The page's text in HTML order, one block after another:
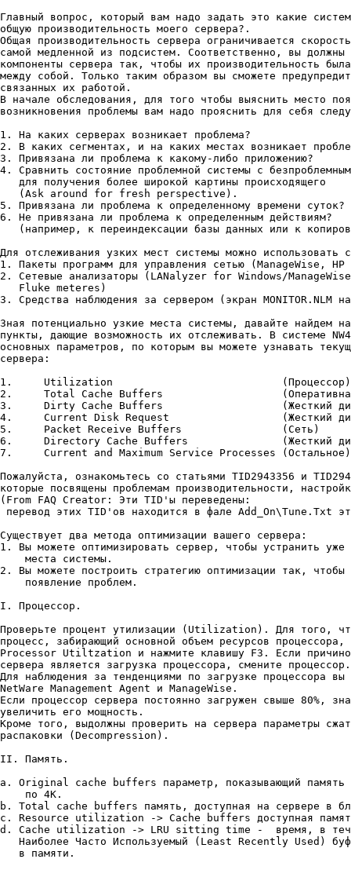
Главный вопрос, который вам надо задать это какие
общую производительность моего сервера?.
Общая производительность сервера ограничивается
самой медленной из подсистем. Соответственно, вы должны
компоненты сервера так, чтобы их производительность
между собой. Только таким образом вы сможете
связанных их работой.
В начале обследования, для того чтобы выяснить место
возникновения проблемы вам надо прояснить для себя
1. На каких серверах возникает проблема?
2. В каких сегментах, и на каких местах возникает
3. Привязана ли проблема к какому-либо приложению?
4. Сравнить состояние проблемной системы с
   для получения более широкой картины происходящего
   (Ask around for fresh perspective).
5. Привязана ли проблема к определенному времени суток?
6. Не привязана ли проблема к определенным действиям?
(например, к переиндексации базы данных или к
Для отслеживания узких мест системы можно использовать
1. Пакеты программ для управления сетью (ManageWise, HP
2. Сетевые анализаторы (LANalyzer for Windows/
   Fluke meteres)
3. Средства наблюдения за сервером (экран MONITOR.NLM
Зная потенциально узкие места системы, давайте найдем на
пункты, дающие возможность их отслеживать. В системе
основных параметров, по которым вы можете узнавать
сервера:
1.     Utilization			     (Процессор)
2.     Total Cache Buffers		     (Оперативная память)
3.     Dirty Cache Buffers		     (Жесткий диск)
4.     Current Disk Request		     (Жесткий диск)
5.     Packet Receive Buffers		     (Сеть)
6.     Directory Cache Buffers		     (Жесткий диск)
7.     Current and Maximum Service Processes (Остальное)
Пожалуйста, ознакомьтесь со статьями TID2943356 и
которые посвящены проблемам производительности,
(From FAQ Creator: Эти TID'ы пеpеведены:
пеpевод этих TID'ов находится в фале Add_On\Tune.Txt
Существует два метода оптимизации вашего сервера:
1. Вы можете оптимизировать сервер, чтобы устранить уже
    места системы.
2. Вы можете построить стратегию оптимизации так, чтобы
    появление проблем.
I. Процессор.
Проверьте процент утилизации (Utilization). Для того,
процесс, забирающий основной объем ресурсов процессора,
Processor Utiltzation и нажмите клавишу F3. Если
сервера является загрузка процессора, смените процессор.
Для наблюдения за тенденциями по загрузке процессора вы
NetWare Management Agent и ManageWise.
Если процессор сервера постоянно загружен свыше 80%,
увеличить его мощность.
Кроме того, выдолжны проверить на сервера параметры
распаковки (Decompression).
II. Память.
a. Original cache buffers параметр, показывающий память
    по 4К.
b. Total cache buffers память, доступная на сервере в
c. Resource utilization -> Cache buffers доступная
d. Cache utilization -> LRU sitting time -  время, в
Наиболее Часто Используемый (Least Recently Used)
   в памяти.